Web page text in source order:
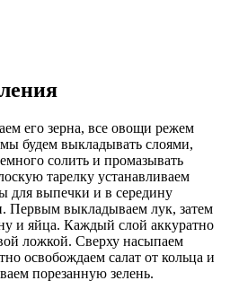
его зерна, все овощи режем
будем выкладывать слоями,
солить и промазывать
тарелку устанавливаем
для выпечки и в середину
Первым выкладываем лук, затем
и яйца. Каждый слой аккуратно
ложкой. Сверху насыпаем
освобождаем салат от кольца и
порезанную зелень.